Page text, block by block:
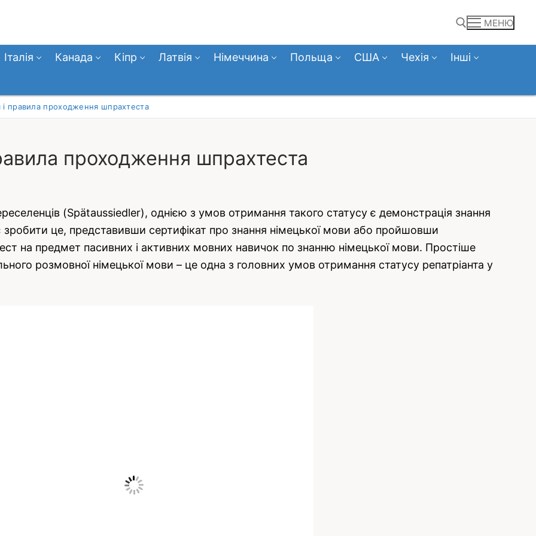
МЕНЮ
Італія Канада Кіпр Латвія Німеччина Польща США Чехія
Інші
і правила проходження шпрахтеста
проходження шпрахтеста
(Spätaussiedler), однією з умов отримання такого статусу є демонстрація знання
це, представивши сертифікат про знання німецької мови або пройшовши
на предмет пасивних і активних мовних навичок по знанню німецької мови. Простіше
розмовної німецької мови – це одна з головних умов отримання статусу репатріанта у